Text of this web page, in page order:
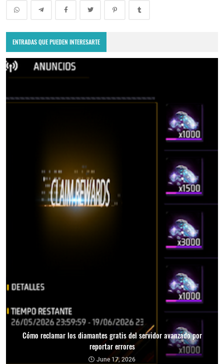
ENTRADAS QUE PUEDEN INTERESARTE
Cómo reclamar los diamantes gratis del servidor avanzado por
reportar errores
June 17, 2026